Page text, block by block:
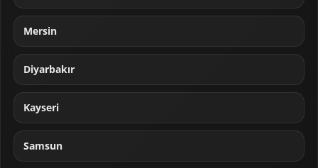
Mersin
Diyarbakır
Kayseri
Samsun